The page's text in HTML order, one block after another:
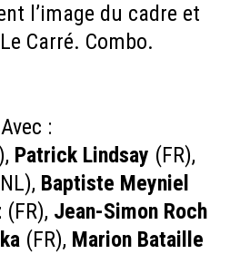
l’image du cadre et
Carré. Combo.
Avec :
Patrick Lindsay (FR),
Baptiste Meyniel
(FR), Jean-Simon Roch
(FR), Marion Bataille